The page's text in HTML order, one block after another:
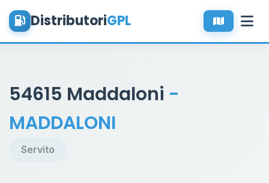
DistributoriGPL
54615 Maddaloni -
MADDALONI
Servito